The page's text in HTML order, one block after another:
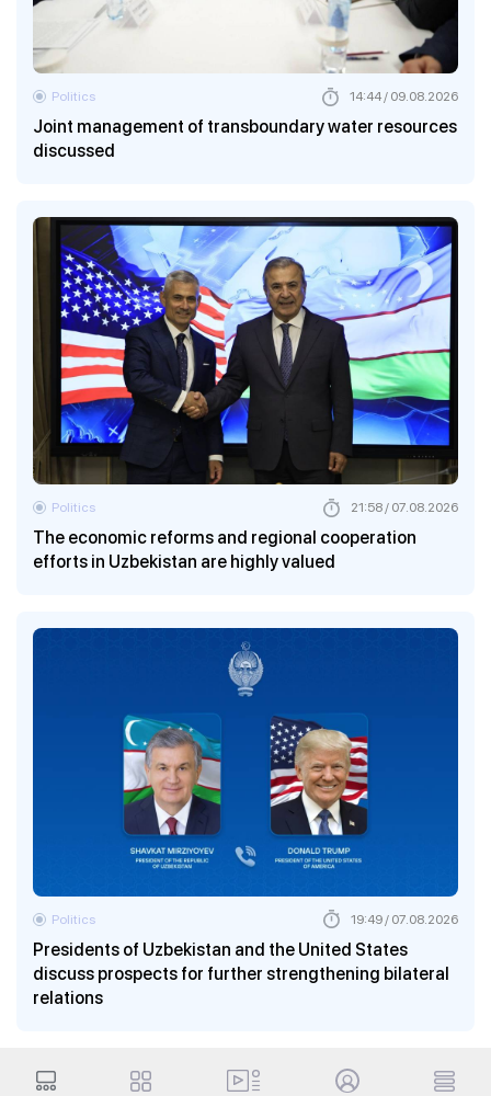
Joint management of transboundary water resources
discussed
Politics 14:44 / 09.08.2026
The economic reforms and regional cooperation
efforts in Uzbekistan are highly valued
Politics 21:58 / 07.08.2026
Presidents of Uzbekistan and the United States
discuss prospects for further strengthening bilateral
relations
Politics 19:49 / 07.08.2026